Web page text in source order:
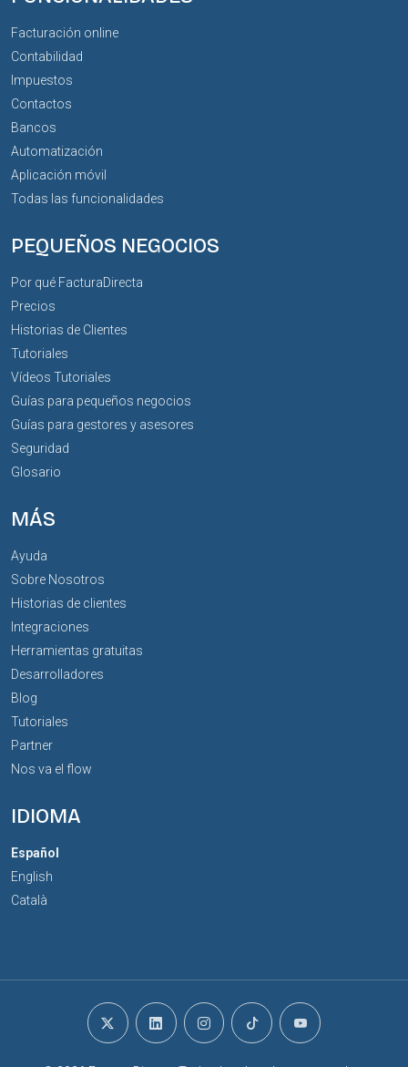
Facturación online
Contabilidad
Impuestos
Contactos
Bancos
Automatización
Aplicación móvil
Todas las funcionalidades
PEQUEÑOS NEGOCIOS
Por qué FacturaDirecta
Precios
Historias de Clientes
Tutoriales
Vídeos Tutoriales
Guías para pequeños negocios
Guías para gestores y asesores
Seguridad
Glosario
MÁS
Ayuda
Sobre Nosotros
Historias de clientes
Integraciones
Herramientas gratuitas
Desarrolladores
Blog
Tutoriales
Partner
Nos va el flow
IDIOMA
Español
English
Català